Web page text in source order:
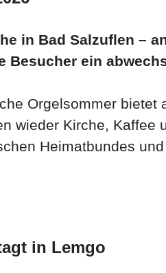
in Bad Salzuflen –
Besucher ein
Orgelsommer bietet
wieder Kirche, Kaffee
Heimatbundes
in Lemgo